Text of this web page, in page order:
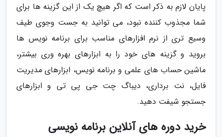
پایان لازم به ذکر است که اگر هیچ یک از این گزینه ها برای
شما مجذوب کننده نبود، می توانید به جست وجوی طیف
وسیع تری از نرم افزارهای مناسب برای برنامه نویس ها
بروید و گزینه های خود را به ابزارهای بهره وری بیشتر،
ماشین حساب های علمی و برنامه نویس، ابزارهای مدیریت
فایل، نت برداری، دیباگ چت جی پی تی و ابزارهای
جستجو شیفت دهید.
خرید دوره های آنلاین برنامه نویسی